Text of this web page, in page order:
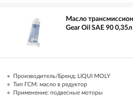
Масло
Gear Oil SAE 90 0,35л
Производитель/Бренд: LIQUI MOLY
Тип ГСМ: масло в редуктор
Применение: подвесные моторы